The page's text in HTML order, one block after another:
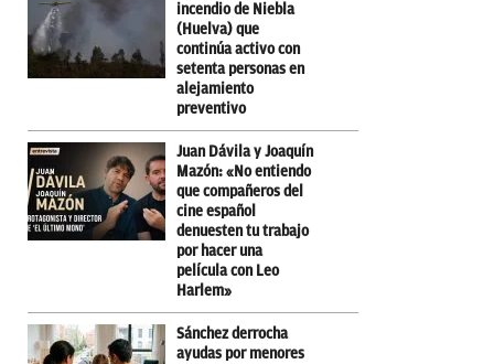
incendio de Niebla
(Huelva) que
continúa activo con
setenta personas en
alejamiento
preventivo
Juan Dávila y Joaquín
Mazón: «No entiendo
que compañeros del
cine español
denuesten tu trabajo
por hacer una
película con Leo
Harlem»
Sánchez derrocha
ayudas por menores